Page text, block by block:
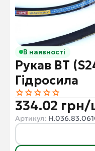
В наявності
Рукав ВТ
Гідросила
334.02
Артикул: